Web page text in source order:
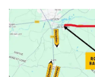
NOS ACTIONS
Solidarité,
Emploi,